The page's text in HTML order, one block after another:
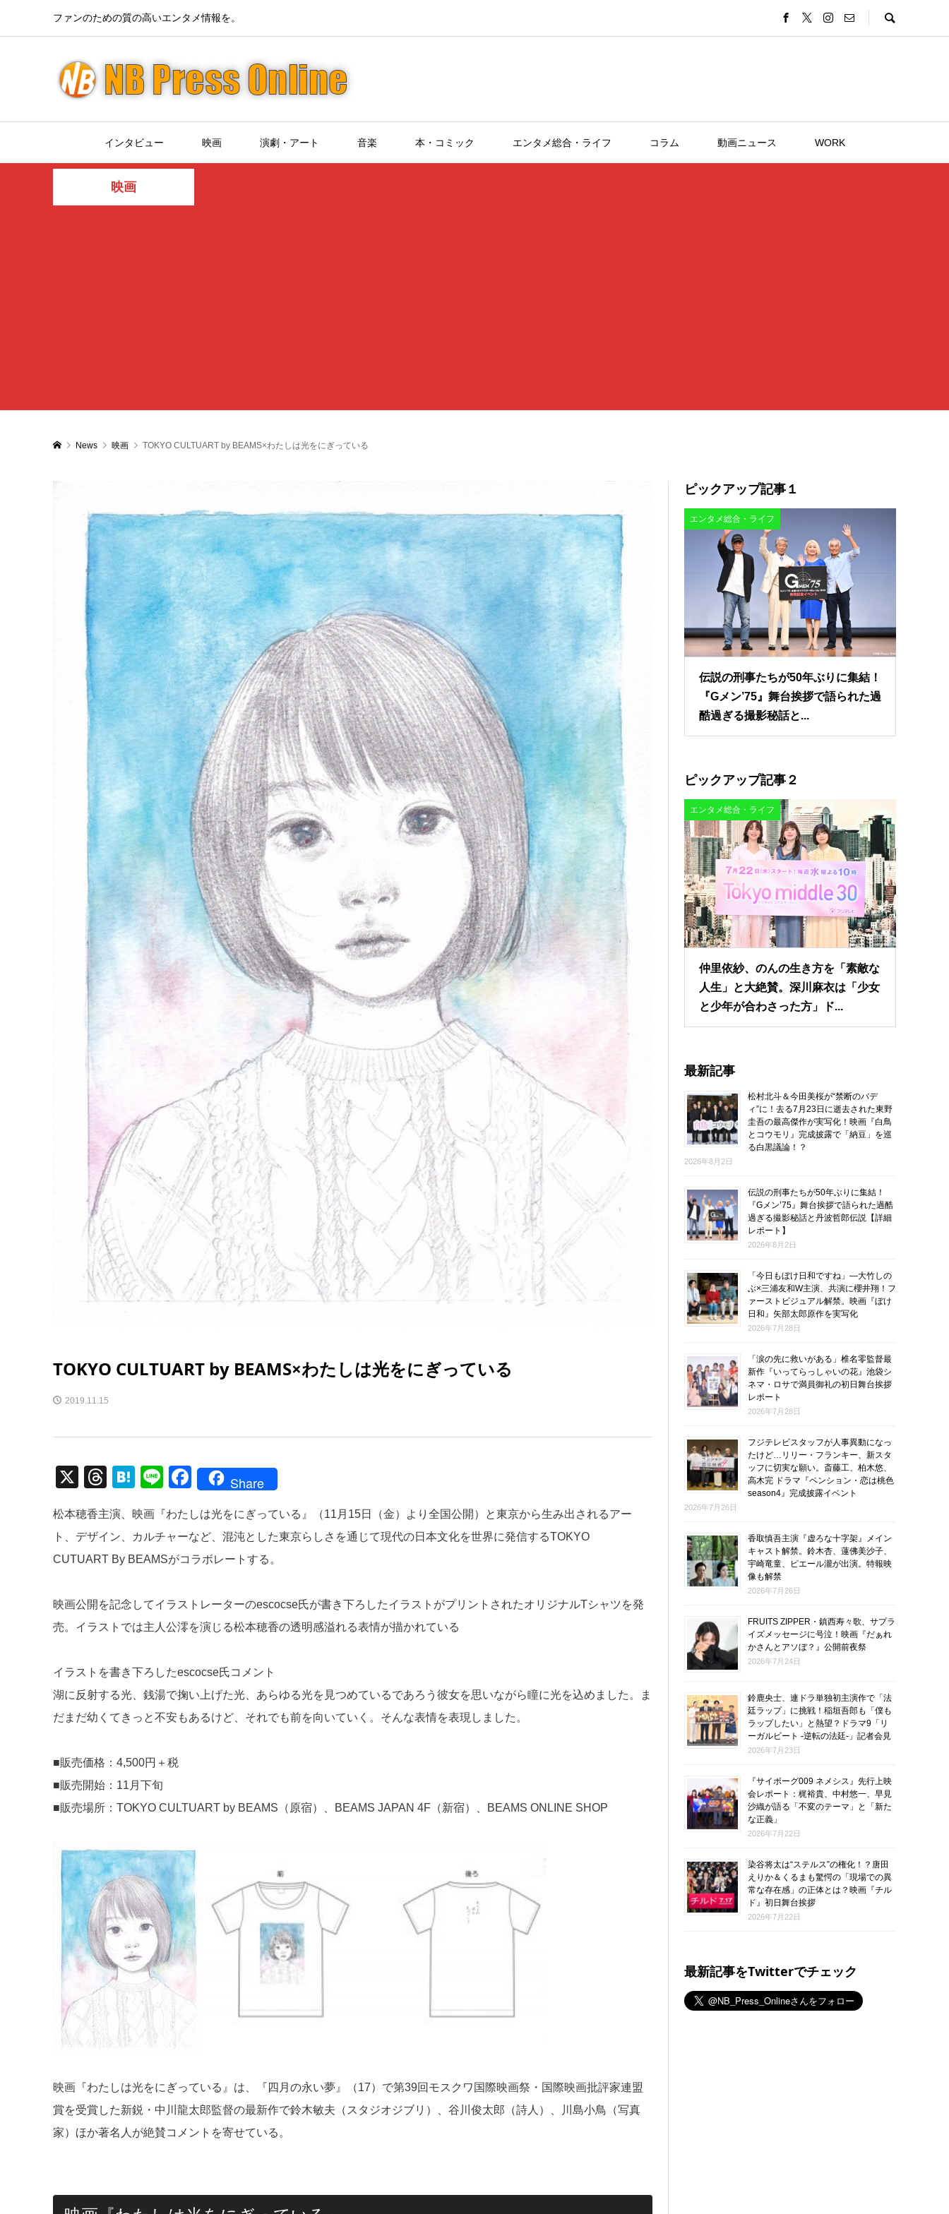
ファンのための質の高いエンタメ情報を。
インタビュー 映画 演劇・アート 音楽 本・コミック エンタメ総合・ライフ コラム 動画ニュース WORK
映画
News 映画 TOKYO CULTUART by BEAMS×わたしは光をにぎっている
TOKYO CULTUART by BEAMS×わたしは光をにぎっている
2019.11.15
X
T
e
a
d
H
e
n
a
Li
e
F
c
e
b
o
k
Share
松本穂香主演、映画『わたしは光をにぎっている』（11月15日（金）より全国公開）と東京から生み出されるアー
ト、デザイン、カルチャーなど、混沌とした東京らしさを通じて現代の日本文化を世界に発信するTOKYO
CUTUART By BEAMSがコラボレートする。
映画公開を記念してイラストレーターのescocse氏が書き下ろしたイラストがプリントされたオリジナルTシャツを発
売。イラストでは主人公澪を演じる松本穂香の透明感溢れる表情が描かれている
イラストを書き下ろしたescocse氏コメント
湖に反射する光、銭湯で掬い上げた光、あらゆる光を見つめているであろう彼女を思いながら瞳に光を込めました。ま
だまだ幼くてきっと不安もあるけど、それでも前を向いていく。そんな表情を表現しました。
■販売価格：4,500円＋税
■販売開始：11月下旬
■販売場所：TOKYO CULTUART by BEAMS（原宿）、BEAMS JAPAN 4F（新宿）、BEAMS ONLINE SHOP
映画『わたしは光をにぎっている』は、『四月の永い夢』（17）で第39回モスクワ国際映画祭・国際映画批評家連盟
賞を受賞した新鋭・中川龍太郎監督の最新作で鈴木敏夫（スタジオジブリ）、谷川俊太郎（詩人）、川島小鳥（写真
家）ほか著名人が絶賛コメントを寄せている。
ピックアップ記事１
エンタメ総合・ライフ
伝説の刑事たちが50年ぶりに集結！
『Gメン’75』舞台挨拶で語られた過
酷過ぎる撮影秘話と...
ピックアップ記事２
エンタメ総合・ライフ
仲里依紗、のんの生き方を「素敵な
人生」と大絶賛。深川麻衣は「少女
と少年が合わさった方」ド...
最新記事
松村北斗＆今田美桜が“禁断のバデ
ィ”に！去る7月23日に逝去された東野
圭吾の最高傑作が実写化！映画『白鳥
とコウモリ』完成披露で「納豆」を巡
る白黒議論！？
2026年8月2日
伝説の刑事たちが50年ぶりに集結！
『Gメン’75』舞台挨拶で語られた過酷
過ぎる撮影秘話と丹波哲郎伝説【詳細
レポート】
2026年8月2日
「今日もぼけ日和ですね」―大竹しの
ぶ×三浦友和W主演、共演に櫻井翔！フ
ァーストビジュアル解禁。映画『ぼけ
日和』矢部太郎原作を実写化
2026年7月28日
「涙の先に救いがある」椎名零監督最
新作『いってらっしゃいの花』池袋シ
ネマ・ロサで満員御礼の初日舞台挨拶
レポート
2026年7月28日
フジテレビスタッフが人事異動になっ
たけど…リリー・フランキー、新スタ
ッフに切実な願い。斎藤工、柏木悠、
高木完 ドラマ『ペンション・恋は桃色
season4』完成披露イベント
2026年7月26日
香取慎吾主演『虚ろな十字架』メイン
キャスト解禁。鈴木杏、蓮佛美沙子、
宇崎竜童、ピエール瀧が出演。特報映
像も解禁
2026年7月26日
FRUITS ZIPPER・鎮西寿々歌、サプラ
イズメッセージに号泣！映画『だぁれ
かさんとアソぼ？』公開前夜祭
2026年7月24日
鈴鹿央士、連ドラ単独初主演作で「法
廷ラップ」に挑戦！稲垣吾郎も「僕も
ラップしたい」と熱望？ドラマ9「リ
ーガルビート -逆転の法廷-」記者会見
2026年7月23日
『サイボーグ009 ネメシス』先行上映
会レポート：梶裕貴、中村悠一、早見
沙織が語る「不変のテーマ」と「新た
な正義」
2026年7月22日
染谷将太は“ステルス”の権化！？唐田
えりか＆くるまも驚愕の「現場での異
常な存在感」の正体とは？映画『チル
ド』初日舞台挨拶
2026年7月22日
最新記事をTwitterでチェック